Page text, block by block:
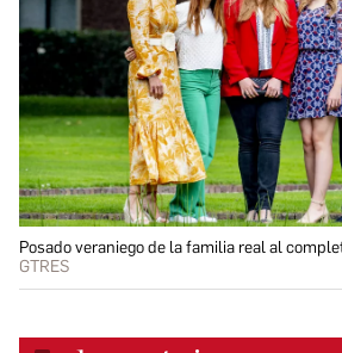
Posado veraniego de la familia real al
GTRES